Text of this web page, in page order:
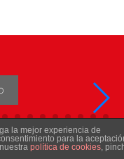
la mejor experiencia de
para la
política de cookies,